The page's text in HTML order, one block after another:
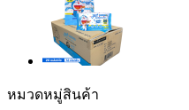
หมวดหมู่สินค้า